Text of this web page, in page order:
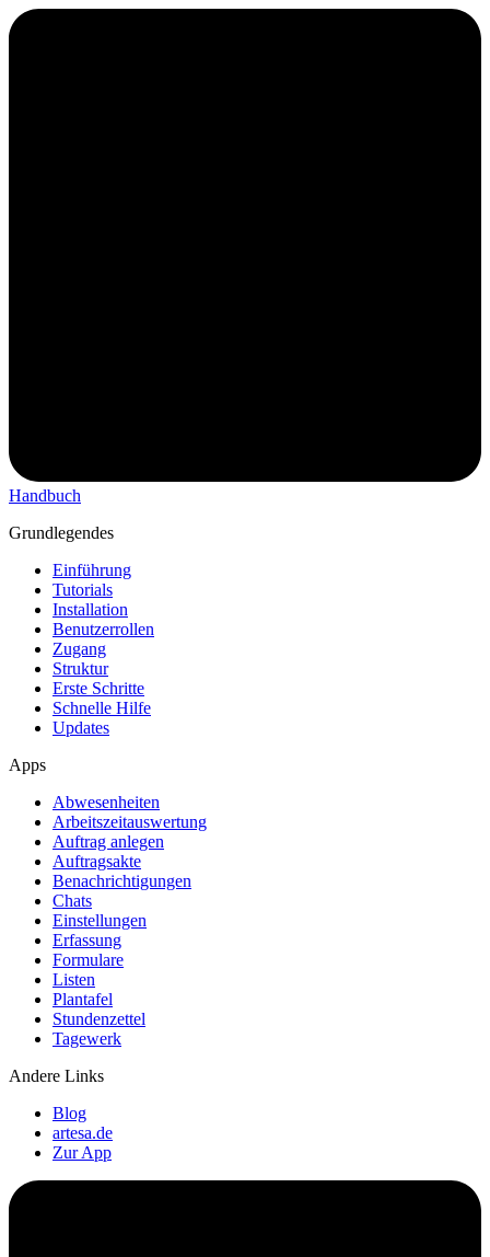
Handbuch
Grundlegendes
Einführung
Tutorials
Installation
Benutzerrollen
Zugang
Struktur
Erste Schritte
Schnelle Hilfe
Updates
Apps
Abwesenheiten
Arbeitszeitauswertung
Auftrag anlegen
Auftragsakte
Benachrichtigungen
Chats
Einstellungen
Erfassung
Formulare
Listen
Plantafel
Stundenzettel
Tagewerk
Andere Links
Blog
artesa.de
Zur App